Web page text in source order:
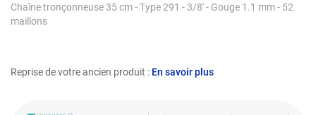
Reprise de votre ancien produit : En savoir plus
Chaîne tronçonneuse 35 cm - Type 291 - 3/8' - Gouge 1.1 mm - 52
maillons